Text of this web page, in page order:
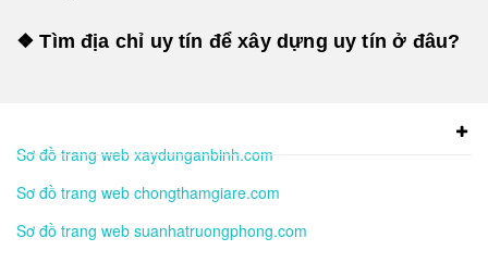
❖ Tìm địa chỉ uy tín để xây dựng uy tín ở đâu?
Sơ đồ trang web xaydunganbinh.com
Sơ đồ trang web chongthamgiare.com
Sơ đồ trang web suanhatruongphong.com